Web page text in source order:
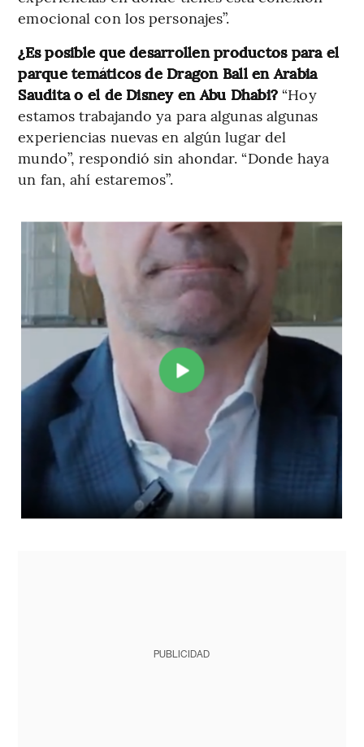
emocional con los personajes”.
¿Es posible que desarrollen productos para el
parque temáticos de Dragon Ball en Arabia
Saudita o el de Disney en Abu Dhabi?“Hoy
estamos trabajando ya para algunas algunas
experiencias nuevas en algún lugar del
mundo”, respondió sin ahondar. “Donde haya
un fan, ahí estaremos”.
PUBLICIDAD